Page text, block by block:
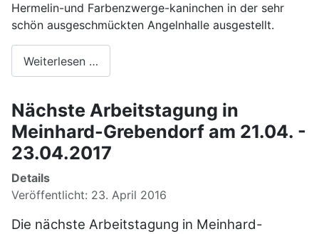
Hermelin-und Farbenzwerge-kaninchen in der sehr
schön ausgeschmückten Angelnhalle ausgestellt.
Weiterlesen …
Nächste Arbeitstagung in
Meinhard-Grebendorf am 21.04. -
23.04.2017
Details
Veröffentlicht: 23. April 2016
Die nächste Arbeitstagung in Meinhard-